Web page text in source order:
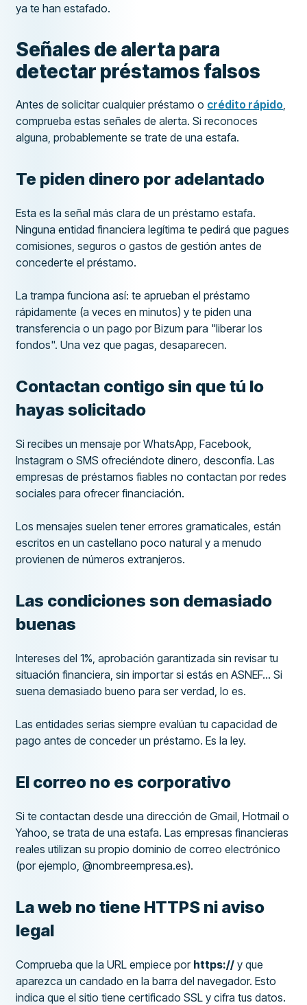
ya te han estafado.
Señales de alerta para
detectar préstamos falsos
Antes de solicitar cualquier préstamo o crédito rápido
comprueba estas señales de alerta. Si reconoces
alguna, probablemente se trate de una estafa.
Te piden dinero por adelantado
Esta es la señal más clara de un préstamo estafa.
Ninguna entidad financiera legítima te pedirá que pagues
comisiones, seguros o gastos de gestión antes de
concederte el préstamo.
La trampa funciona así: te aprueban el préstamo
rápidamente (a veces en minutos) y te piden una
transferencia o un pago por Bizum para "liberar los
fondos". Una vez que pagas, desaparecen.
Contactan contigo sin que tú lo
hayas solicitado
Si recibes un mensaje por WhatsApp, Facebook,
Instagram o SMS ofreciéndote dinero, desconfía. Las
empresas de préstamos fiables no contactan por redes
sociales para ofrecer financiación.
Los mensajes suelen tener errores gramaticales, están
escritos en un castellano poco natural y a menudo
provienen de números extranjeros.
Las condiciones son demasiado
buenas
Intereses del 1%, aprobación garantizada sin revisar tu
situación financiera, sin importar si estás en ASNEF... Si
suena demasiado bueno para ser verdad, lo es.
Las entidades serias siempre evalúan tu capacidad de
pago antes de conceder un préstamo. Es la ley.
El correo no es corporativo
Si te contactan desde una dirección de Gmail, Hotmail o
Yahoo, se trata de una estafa. Las empresas financieras
reales utilizan su propio dominio de correo electrónico
(por ejemplo, @nombreempresa.es).
La web no tiene HTTPS ni aviso
legal
Comprueba que la URL empiece por https:// y que
aparezca un candado en la barra del navegador. Esto
indica que el sitio tiene certificado SSL y cifra tus datos.